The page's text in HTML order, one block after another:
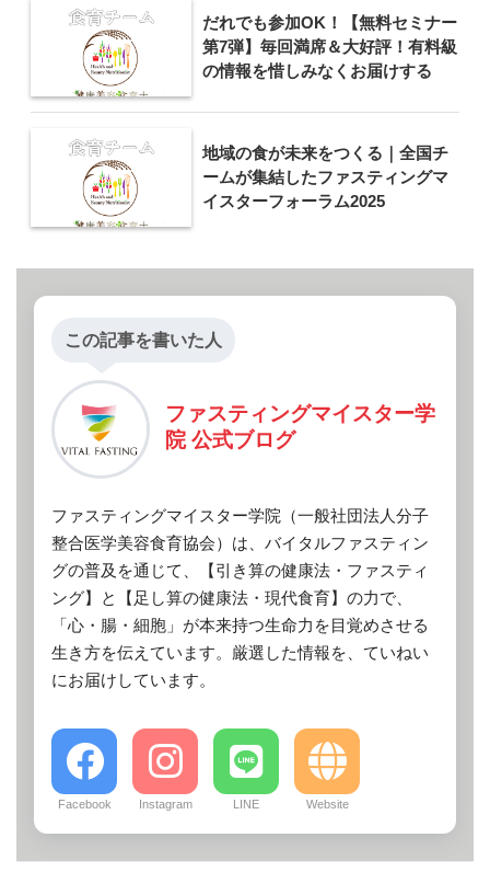
だれでも参加OK！【無料セミナー
第7弾】毎回満席＆大好評！有料級
の情報を惜しみなくお届けする
地域の食が未来をつくる｜全国チ
ームが集結したファスティングマ
イスターフォーラム2025
この記事を書いた人
ファスティングマイスター学
院 公式ブログ
ファスティングマイスター学院（一般社団法人分子
整合医学美容食育協会）は、バイタルファスティン
グの普及を通じて、【引き算の健康法・ファスティ
ング】と【足し算の健康法・現代食育】の力で、
「心・腸・細胞」が本来持つ生命力を目覚めさせる
生き方を伝えています。厳選した情報を、ていねい
にお届けしています。
Facebook Instagram LINE Website